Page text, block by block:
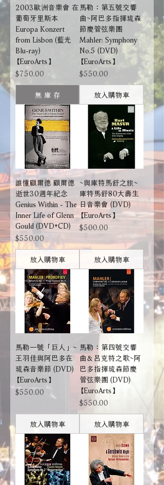
2003歐洲音樂會 在
葡萄牙里斯本
Europa Konzert
from Lisbon (藍光
Blu-ray)
【EuroArts】
價格
$750.00
無 庫 存
馬勒：第五號交響
曲~阿巴多指揮琉森
節慶管弦樂團
Mahler: Symphony
No.5 (DVD)
【EuroArts】
價格
$550.00
放入購物車
誰懂顧爾德 顧爾德
逝世30週年紀念
Genius Within - The
Inner Life of Glenn
Gould (DVD+CD)
價格
$550.00
放入購物車
~與庫特馬舒之旅~
庫特馬舒80大壽生
日音樂會 (DVD)
【EuroArts】
價格
$500.00
放入購物車
馬勒一號「巨人」~
王羽佳與阿巴多在
琉森音樂節 (DVD)
【EuroArts】
價格
$550.00
放入購物車
馬勒：第四號交響
曲＆呂克特之歌~阿
巴多指揮琉森節慶
管弦樂團 (DVD)
【EuroArts】
價格
$550.00
放入購物車